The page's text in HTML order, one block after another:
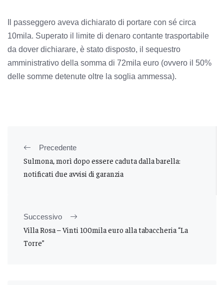
Il passeggero aveva dichiarato di portare con sé circa
10mila. Superato il limite di denaro contante trasportabile
da dover dichiarare, è stato disposto, il sequestro
amministrativo della somma di 72mila euro (ovvero il 50%
delle somme detenute oltre la soglia ammessa).
Precedente
Sulmona, morì dopo essere caduta dalla barella:
notificati due avvisi di garanzia
Successivo
Villa Rosa – Vinti 100mila euro alla tabaccheria “La
Torre”